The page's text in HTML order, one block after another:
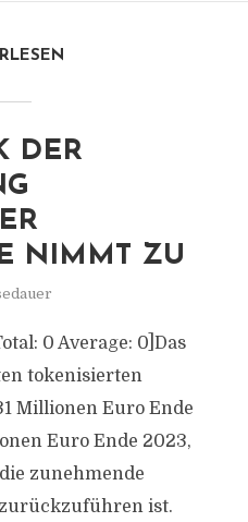
DER
NIMMT ZU
0 Average: 0]Das
tokenisierten
Millionen Euro Ende
Euro Ende 2023,
zunehmende
ist.